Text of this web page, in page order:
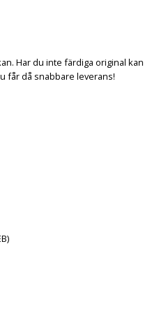
Har du inte färdiga original kan
får då snabbare leverans!